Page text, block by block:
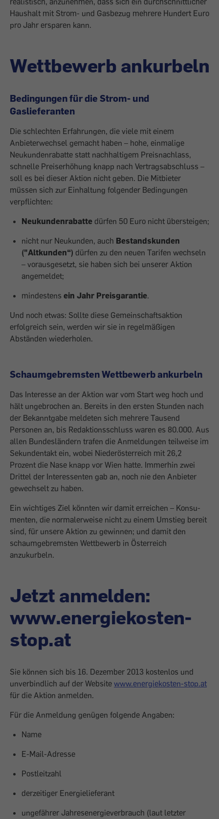
Haushalt mit Strom- und Gas­bezug mehrere Hundert Euro
pro Jahr ersparen kann.
Wettbewerb ankurbeln
Bedingungen für die Strom- und
Gaslieferanten
Die schlechten Erfahrungen, die viele mit ­einem
Anbieterwechsel gemacht haben – hohe, einmalige
Neukundenrabatte statt nachhaltigem Preisnachlass,
schnelle Preis­erhöhung knapp nach Vertragsabschluss –
soll es bei dieser Aktion nicht geben. Die Mitbieter
müssen sich zur Einhaltung folgender Bedingungen
verpflichten:
Neukundenrabatte dürfen 50 Euro nicht übersteigen;
nicht nur Neukunden, auch Bestands­kunden
("Altkunden“) dürfen zu den neuen Tarifen wechseln
– vorausgesetzt, sie haben sich bei unserer Aktion
angemeldet;
mindestens ein Jahr Preisgarantie.
Und noch etwas: Sollte diese Gemeinschaftsaktion
erfolgreich sein, werden wir sie in ­regelmäßigen
Abständen wiederholen.
Schaumgebremsten Wettbewerb ankurbeln
Das Interesse an der Aktion war vom Start weg hoch und
hält ungebrochen an. Bereits in den ersten Stunden nach
der Bekanntgabe meldeten sich meh­rere Tausend
Personen an, bis Redaktionsschluss ­waren es 80.000. Aus
allen ­Bundesländern trafen die Anmeldungen teilweise im
Sekundentakt ein, wobei Nieder­österreich mit 26,2
Prozent die Nase knapp vor Wien hatte. Immerhin zwei
Drittel der Interessenten gab an, noch nie den Anbieter
gewechselt zu haben.
Ein ­wichtiges Ziel könnten wir damit erreichen – Konsu­
menten, die normalerweise nicht zu ­einem Umstieg bereit
sind, für unsere Aktion zu gewinnen; und ­damit den
schaumgebrems­ten Wettbewerb in Österreich
anzukurbeln.
Jetzt anmelden:
www.energiekosten-
stop.at
Sie können sich bis 16. Dezember 2013 kostenlos und
unverbindlich auf der Website www.energiekosten-stop.at
für die Aktion anmelden.
Für die Anmeldung genügen folgende Angaben:
Name
E-Mail-Adresse
Postleitzahl
derzeitiger Energielieferant
ungefährer Jahresenergieverbrauch (laut letzter